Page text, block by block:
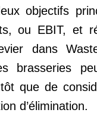
objectifs
ou EBIT, et
dans
brasseries
que de
d’élimination.